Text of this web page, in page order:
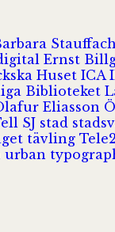
Ernst
Huset ICA
Biblioteket
Eliasson
SJ stad
tävling Tele2
urban